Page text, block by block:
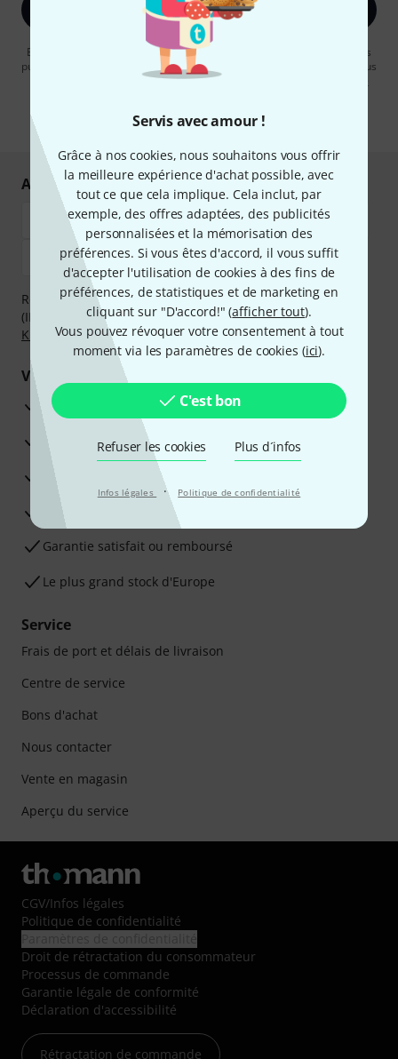
Servis avec amour !
Grâce à nos cookies, nous souhaitons vous offrir
la meilleure expérience d'achat possible, avec
tout ce que cela implique. Cela inclut, par
exemple, des offres adaptées, des publicités
personnalisées et la mémorisation des
préférences. Si vous êtes d'accord, il vous suffit
d'accepter l'utilisation de cookies à des fins de
préférences, de statistiques et de marketing en
cliquant sur "D'accord!" (afficher tout).
Vous pouvez révoquer votre consentement à tout
moment via les paramètres de cookies (ici).
C'est bon
Refuser les cookies Plus d´infos
Infos légales · Politique de confidentialité
S'inscrire maintenant
En cliquant sur "S'inscrire maintenant", vous acceptez de recevoir des
publicités par e-mail. La désinscription est possible à tout moment. Vous
pouvez trouver plus d'informations à ce sujet dans notre
* Requis
Achetez et payez en toute sécurité
Réglez de manière sûre et sécurisée par Virement
(IBAN/BIC), PayPal, Amazon Pay,Klarna Payer Maintenant
Klarna Payer en 3 foisou Carte de crédit.
Vos avantages
Ga­ran­tie Thomann 3 ans
Garantie 30 jours satisfait ou remboursé
Service de réparation
Conseils d'experts en la matière
Garantie satisfait ou remboursé
Le plus grand stock d'Europe
Service
Frais de port et délais de livraison
Centre de service
Bons d'achat
Nous contacter
Vente en magasin
Aperçu du service
CGV/Infos légales
Politique de confidentialité
Droit de rétractation du consommateur
Processus de commande
Garantie légale de conformité
Déclaration d'accessibilité
Rétractation de commande